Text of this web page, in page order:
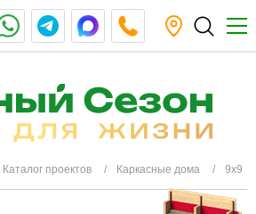
Каталог проектов Каркасные дома 9х9